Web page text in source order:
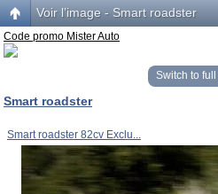
Voir l’image - Smart roadster
Code promo Mister Auto
Switch to full
Smart roadster
Smart roadster 82cv Exclu...